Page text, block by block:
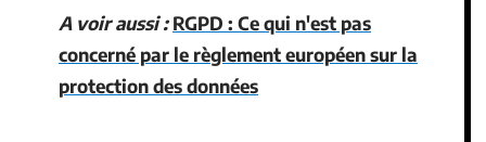
A voir aussi : RGPD : Ce qui n'est pas
concerné par le règlement européen sur la
protection des données